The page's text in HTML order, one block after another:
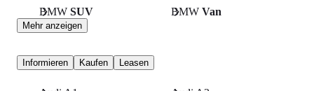
BMW SUV BMW Van
Mehr anzeigen
Informieren Kaufen Leasen